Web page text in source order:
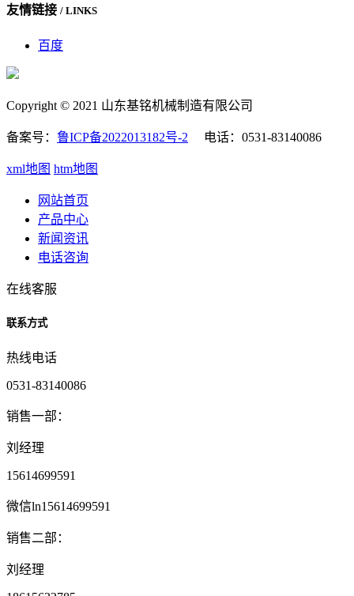
友情链接 / LINKS
百度
Copyright © 2021 山东基铭机械制造有限公司
备案号： 鲁ICP备2022013182号-2 电话：0531-83140086
xml地图 htm地图
网站首页
产品中心
新闻资讯
电话咨询
在线客服
联系方式
热线电话
0531-83140086
销售一部：
刘经理
15614699591
微信ln15614699591
销售二部：
刘经理